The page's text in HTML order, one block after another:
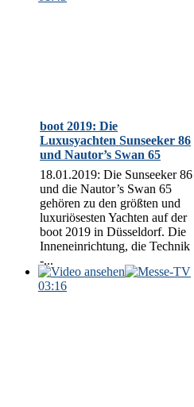
boot 2019: Die
Luxusyachten Sunseeker 86
und Nautor’s Swan 65
18.01.2019: Die Sunseeker 86
und die Nautor’s Swan 65
gehören zu den größten und
luxuriösesten Yachten auf der
boot 2019 in Düsseldorf. Die
Inneneinrichtung, die Technik
-...
03:16